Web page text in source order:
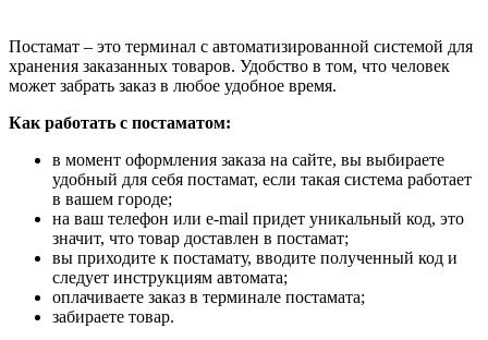
Постамат – это терминал с автоматизированной системой для
хранения заказанных товаров. Удобство в том, что человек
может забрать заказ в любое удобное время.
Как работать с постаматом:
в момент оформления заказа на сайте, вы выбираете
удобный для себя постамат, если такая система работает
в вашем городе;
на ваш телефон или e-mail придет уникальный код, это
значит, что товар доставлен в постамат;
вы приходите к постамату, вводите полученный код и
следует инструкциям автомата;
оплачиваете заказ в терминале постамата;
забираете товар.